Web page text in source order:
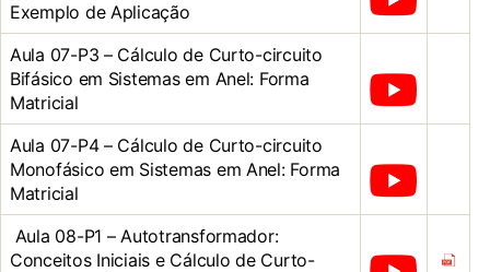
Exemplo de Aplicação
Aula 07-P3 – Cálculo de Curto-circuito
Bifásico em Sistemas em Anel: Forma
Matricial
Aula 07-P4 – Cálculo de Curto-circuito
Monofásico em Sistemas em Anel: Forma
Matricial
Aula 08-P1 – Autotransformador:
Conceitos Iniciais e Cálculo de Curto-